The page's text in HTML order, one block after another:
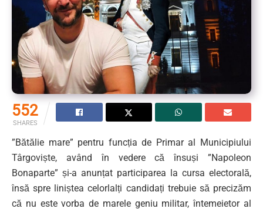
552
SHARES
”Bătălie mare” pentru funcția de Primar al Municipiului
Târgoviște, având în vedere că însuși ”Napoleon
Bonaparte” și-a anunțat participarea la cursa electorală,
însă spre liniștea celorlalți candidați trebuie să precizăm
că nu este vorba de marele geniu militar, întemeietor al